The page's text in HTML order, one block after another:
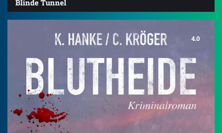
Blinde Tunnel
4.0